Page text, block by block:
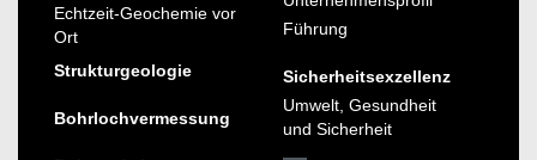
Echtzeit-Geochemie vor
Ort
Strukturgeologie
Bohrlochvermessung
Führung
Sicherheitsexzellenz
Umwelt, Gesundheit
und Sicherheit